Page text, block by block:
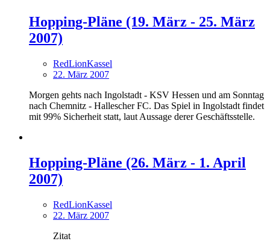
Hopping-Pläne (19. März - 25. März
2007)
RedLionKassel
22. März 2007
Morgen gehts nach Ingolstadt - KSV Hessen und am Sonntag
nach Chemnitz - Hallescher FC. Das Spiel in Ingolstadt findet
mit 99% Sicherheit statt, laut Aussage derer Geschäftsstelle.
Hopping-Pläne (26. März - 1. April
2007)
RedLionKassel
22. März 2007
Zitat